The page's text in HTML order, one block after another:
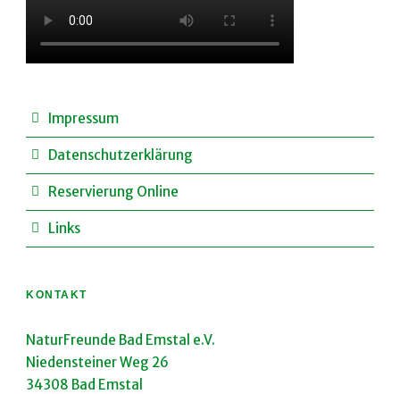
Impressum
Datenschutzerklärung
Reservierung Online
Links
KONTAKT
NaturFreunde Bad Emstal e.V.
Niedensteiner Weg 26
34308 Bad Emstal